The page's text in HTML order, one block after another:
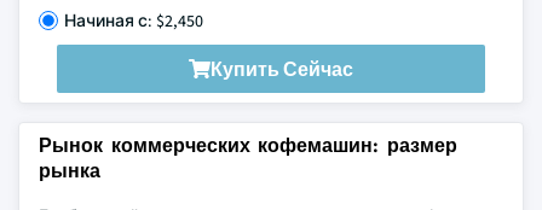
Начиная с: $2,450
Купить Сейчас
Рынок коммерческих кофемашин: размер
рынка